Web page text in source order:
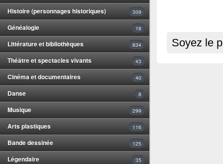
Histoire (personnages historiques) 309
Généalogie 18
Littérature et bibliothèques 834
Théâtre et spectacles vivants 43
Cinéma et documentaires 40
Danse 8
Musique 299
Arts plastiques 116
Bande dessinée 125
Légendaire 35
Soyez le